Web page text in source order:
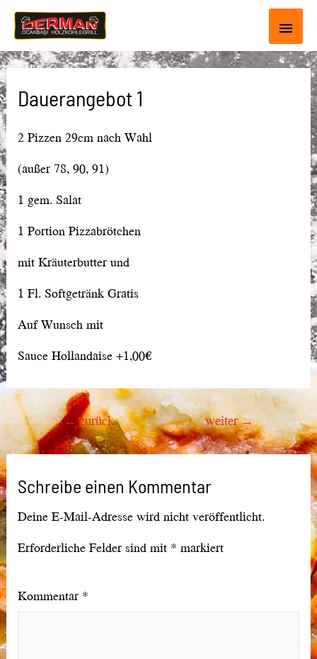
Dauerangebot 1
2 Pizzen 29cm nach Wahl
(außer 78, 90, 91)
1 gem. Salat
1 Portion Pizzabrötchen
mit Kräuterbutter und
1 Fl. Softgetränk Gratis
Auf Wunsch mit
Sauce Hollandaise +1,00€
Beitragsnavigation
← zurück weiter→
Schreibe einen Kommentar
Deine E-Mail-Adresse wird nicht veröffentlicht.
Erforderliche Felder sind mit * markiert
Kommentar *